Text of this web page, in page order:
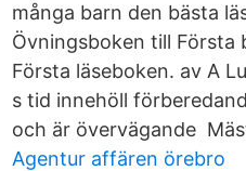
många barn den bästa
Övningsboken till Första
Första läseboken. av A
s tid innehöll
och är övervägande
Agentur affären örebro